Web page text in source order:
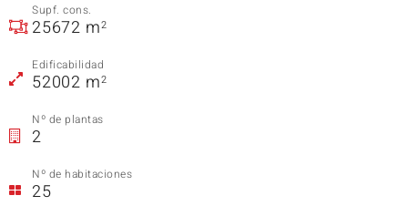
Supf. cons.
25672 m2
Edificabilidad
52002 m2
Nº de plantas
2
Nº de habitaciones
25